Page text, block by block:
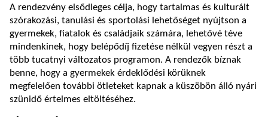
A rendezvény elsődleges célja, hogy tartalmas és kulturált
szórakozási, tanulási és sportolási lehetőséget nyújtson a
gyermekek, fiatalok és családjaik számára, lehetővé téve
mindenkinek, hogy belépődíj fizetése nélkül vegyen részt a
több tucatnyi változatos programon. A rendezők bíznak
benne, hogy a gyermekek érdeklődési körüknek
megfelelően további ötleteket kapnak a küszöbön álló nyári
szünidő értelmes eltöltéséhez.